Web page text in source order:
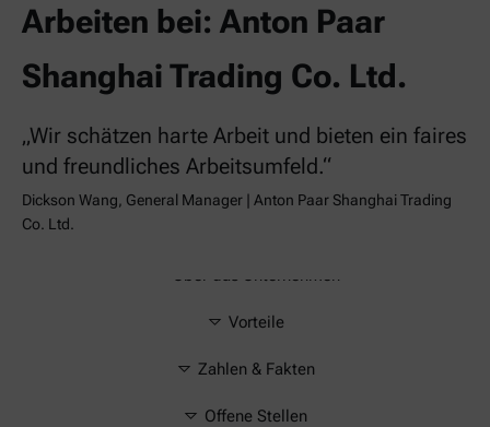
Arbeiten bei: Anton Paar
Shanghai Trading Co. Ltd.
„Wir schätzen harte Arbeit und bieten ein faires
und freundliches Arbeitsumfeld.“
Dickson Wang, General Manager | Anton Paar Shanghai Trading
Co. Ltd.
Über das Unternehmen
Vorteile
Zahlen & Fakten
Offene Stellen